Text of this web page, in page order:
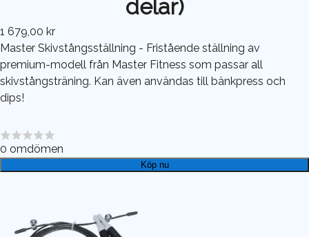
delar)
1 679,00 kr
Master Skivstångsställning - Fristående ställning av
premium-modell från Master Fitness som passar all
skivstångsträning. Kan även användas till bänkpress och
dips!
0 omdömen
Köp nu